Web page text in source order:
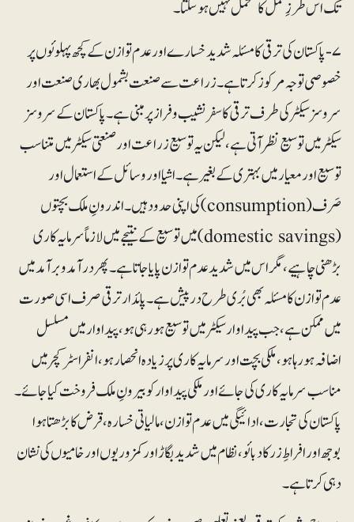
تک اس طرزِعمل کا متحمل نہیں ہوسکتا۔
۷- پاکستان کی ترقی کا مسئلہ شدید خسارے اور عدم توازن کے کچھ پہلوئوں پر
خصوصی توجہ مرکوز کرتا ہے۔ زراعت سے صنعت بشمول بھاری صنعت اور
سروسز سیکٹر کی طرف ترقی کا سفر نشیب و فراز پر مبنی ہے۔ پاکستان کے سروسز
سیکٹر میں توسیع نظر آتی ہے، لیکن یہ توسیع زراعت اورصنعتی سیکٹر میں متناسب
توسیع اور معیار میں بہتری کے بغیر ہے۔ اشیا اور وسائل کے استعمال اور
صَرف(consumption) کی اپنی حدود ہیں۔ اندرونِ ملک بچتوں
(domestic savings) میں توسیع کے نتیجے میں لازماً سرمایہ کاری
بڑھنی چاہیے،مگر اس میں شدید عدم توازن پایا جاتا ہے۔ پھر درآمد و برآمد میں
عدم توازن کا مسئلہ بھی بُری طرح درپیش ہے۔ پائدار ترقی صرف اسی صورت
میں ممکن ہے، جب پیداوار سیکٹر میں توسیع ہورہی ہو، پیداوار میں مسلسل
اضافہ ہورہا ہو، ملکی بچت اور سرمایہ کاری پر زیادہ انحصار ہو، انفراسٹرکچر میں
مناسب سرمایہ کاری کی جائے اور ملکی پیداوار کو بیرونِ ملک فروخت کیا جائے۔
پاکستان کی تجارت، ادائیگی میں عدم توازن، مالیاتی خسارہ، قرض کا بڑھتا ہوا
بوجھ اور افراطِ زر کا دبائو، نظام میں شدید بگاڑ اور کمزوریوں اور خامیوں کی نشان
دہی کرتا ہے۔